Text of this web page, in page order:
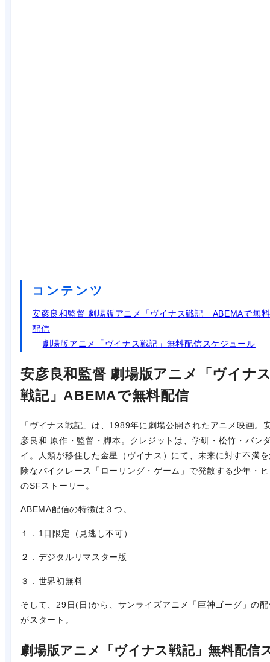
コンテンツ
安彦良和監督 劇場版アニメ「ヴイナス戦記」ABEMAで無料
配信
劇場版アニメ「ヴイナス戦記」無料配信スケジュール
安彦良和監督 劇場版アニメ「ヴイナ
戦記」ABEMAで無料配信
「ヴイナス戦記」は、1989年に劇場公開されたアニメ映画。
彦良和 原作・監督・脚本。クレジットは、学研・松竹・バン
イ。人類が移住した金星（ヴイナス）にて、未来に対す不満
険なバイクレース「ローリング・ゲーム」で発散する少年・
のSFストーリー。
ABEMA配信の特徴は３つ。
１．1日限定（見逃し不可）
２．デジタルリマスター版
３．世界初無料
そして、29日(日)から、サンライズアニメ「巨神ゴーグ」の
がスタート。
劇場版アニメ「ヴイナス戦記」無料配信